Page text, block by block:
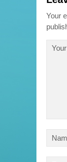
Your